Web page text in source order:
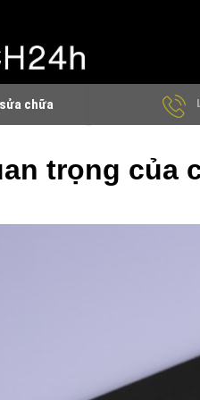
chữa
trọng của